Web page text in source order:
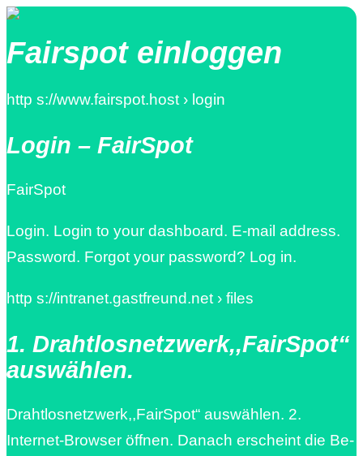
Fairspot einloggen
http s://www.fairspot.host › login
Login – FairSpot
FairSpot
Login. Login to your dashboard. E-mail address.
Password. Forgot your password? Log in.
http s://intranet.gastfreund.net › files
1. Drahtlosnetzwerk,,FairSpot“
auswählen.
Drahtlosnetzwerk,,FairSpot“ auswählen. 2.
Internet-Browser öffnen. Danach erscheint die Be-